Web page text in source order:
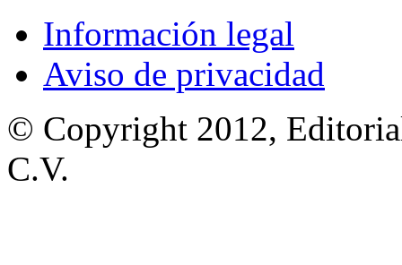
Información legal
Aviso de privacidad
© Copyright 2012,
C.V.